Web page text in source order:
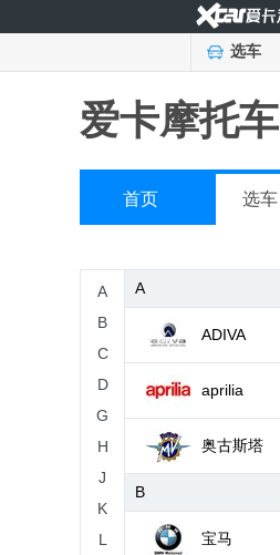
选车
爱卡摩托车
首页 选车
A
B
C
D
G
H
J
K
L
A
ADIVA
aprilia
奥古斯塔
B
宝马